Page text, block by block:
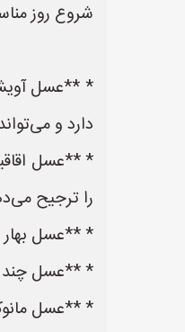
شروع روز
* **عسل
دارد و
* **عسل
را ترجیح
* **عسل بهار
* **عسل چند
* **عسل